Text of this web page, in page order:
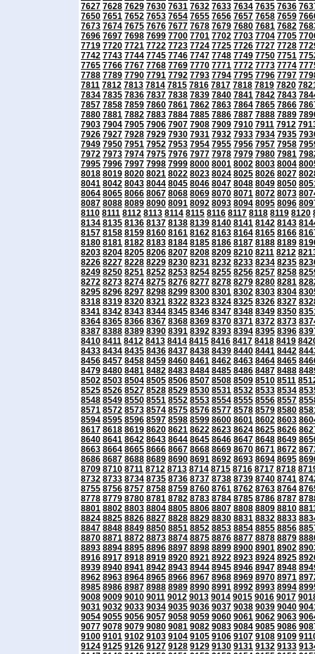
7627 7628 7629 7630 7631 7632 7633 7634 7635 7636
7650 7651 7652 7653 7654 7655 7656 7657 7658 7659
7673 7674 7675 7676 7677 7678 7679 7680 7681 7682
7696 7697 7698 7699 7700 7701 7702 7703 7704 7705
7719 7720 7721 7722 7723 7724 7725 7726 7727 7728
7742 7743 7744 7745 7746 7747 7748 7749 7750 7751
7765 7766 7767 7768 7769 7770 7771 7772 7773 7774
7788 7789 7790 7791 7792 7793 7794 7795 7796 7797
7811 7812 7813 7814 7815 7816 7817 7818 7819 7820
7834 7835 7836 7837 7838 7839 7840 7841 7842 7843
7857 7858 7859 7860 7861 7862 7863 7864 7865 7866
7880 7881 7882 7883 7884 7885 7886 7887 7888 7889
7903 7904 7905 7906 7907 7908 7909 7910 7911 7912
7926 7927 7928 7929 7930 7931 7932 7933 7934 7935
7949 7950 7951 7952 7953 7954 7955 7956 7957 7958
7972 7973 7974 7975 7976 7977 7978 7979 7980 7981
7995 7996 7997 7998 7999 8000 8001 8002 8003 8004
8018 8019 8020 8021 8022 8023 8024 8025 8026 8027
8041 8042 8043 8044 8045 8046 8047 8048 8049 8050
8064 8065 8066 8067 8068 8069 8070 8071 8072 8073
8087 8088 8089 8090 8091 8092 8093 8094 8095 8096
8110 8111 8112 8113 8114 8115 8116 8117 8118 8119 8120
8134 8135 8136 8137 8138 8139 8140 8141 8142 8143
8157 8158 8159 8160 8161 8162 8163 8164 8165 8166
8180 8181 8182 8183 8184 8185 8186 8187 8188 8189
8203 8204 8205 8206 8207 8208 8209 8210 8211 8212
8226 8227 8228 8229 8230 8231 8232 8233 8234 8235
8249 8250 8251 8252 8253 8254 8255 8256 8257 8258
8272 8273 8274 8275 8276 8277 8278 8279 8280 8281
8295 8296 8297 8298 8299 8300 8301 8302 8303 8304
8318 8319 8320 8321 8322 8323 8324 8325 8326 8327
8341 8342 8343 8344 8345 8346 8347 8348 8349 8350
8364 8365 8366 8367 8368 8369 8370 8371 8372 8373
8387 8388 8389 8390 8391 8392 8393 8394 8395 8396
8410 8411 8412 8413 8414 8415 8416 8417 8418 8419
8433 8434 8435 8436 8437 8438 8439 8440 8441 8442
8456 8457 8458 8459 8460 8461 8462 8463 8464 8465
8479 8480 8481 8482 8483 8484 8485 8486 8487 8488
8502 8503 8504 8505 8506 8507 8508 8509 8510 8511
8525 8526 8527 8528 8529 8530 8531 8532 8533 8534
8548 8549 8550 8551 8552 8553 8554 8555 8556 8557
8571 8572 8573 8574 8575 8576 8577 8578 8579 8580
8594 8595 8596 8597 8598 8599 8600 8601 8602 8603
8617 8618 8619 8620 8621 8622 8623 8624 8625 8626
8640 8641 8642 8643 8644 8645 8646 8647 8648 8649
8663 8664 8665 8666 8667 8668 8669 8670 8671 8672
8686 8687 8688 8689 8690 8691 8692 8693 8694 8695
8709 8710 8711 8712 8713 8714 8715 8716 8717 8718
8732 8733 8734 8735 8736 8737 8738 8739 8740 8741
8755 8756 8757 8758 8759 8760 8761 8762 8763 8764
8778 8779 8780 8781 8782 8783 8784 8785 8786 8787
8801 8802 8803 8804 8805 8806 8807 8808 8809 8810
8824 8825 8826 8827 8828 8829 8830 8831 8832 8833
8847 8848 8849 8850 8851 8852 8853 8854 8855 8856
8870 8871 8872 8873 8874 8875 8876 8877 8878 8879
8893 8894 8895 8896 8897 8898 8899 8900 8901 8902
8916 8917 8918 8919 8920 8921 8922 8923 8924 8925
8939 8940 8941 8942 8943 8944 8945 8946 8947 8948
8962 8963 8964 8965 8966 8967 8968 8969 8970 8971
8985 8986 8987 8988 8989 8990 8991 8992 8993 8994
9008 9009 9010 9011 9012 9013 9014 9015 9016 9017
9031 9032 9033 9034 9035 9036 9037 9038 9039 9040
9054 9055 9056 9057 9058 9059 9060 9061 9062 9063
9077 9078 9079 9080 9081 9082 9083 9084 9085 9086
9100 9101 9102 9103 9104 9105 9106 9107 9108 9109
9124 9125 9126 9127 9128 9129 9130 9131 9132 9133